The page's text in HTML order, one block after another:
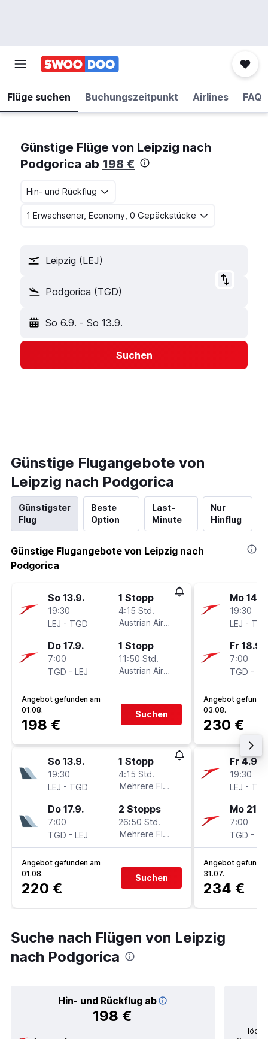
Flüge suchen Buchungszeitpunkt Airlines FAQ
Günstige Flüge von Leipzig nach
Podgorica ab 198 €
Hin- und Rückflug
1 Erwachsener, Economy, 0 Gepäckstücke
Leipzig (LEJ)
Podgorica (TGD)
So 6.9. - So 13.9.
Suchen
Günstige Flugangebote von
Leipzig nach Podgorica
Günstigster
Flug
Beste
Option
Last-
Minute
Nur
Hinflug
Günstige Flugangebote von Leipzig nach
Podgorica
So 13.9.
19:30
LEJ - TGD
1 Stopp
4:15 Std.
Austrian Airlines
Do 17.9.
7:00
TGD - LEJ
1 Stopp
11:50 Std.
Austrian Airlines
Angebot gefunden am
01.08.
198 €
Suchen
So 13.9.
19:30
LEJ - TGD
1 Stopp
4:15 Std.
Mehrere Fluglinien
Do 17.9.
7:00
TGD - LEJ
2 Stopps
26:50 Std.
Mehrere Fluglinien
Angebot gefunden am
01.08.
220 €
Suchen
Mo 14.9.
19:30
LEJ -
Fr 18.9.
7:00
TGD -
Angebot
03.08.
230 €
Fr 4.9.
19:30
LEJ -
Mo 21.9.
7:00
TGD -
Angebot
31.07.
234 €
Suche nach Flügen von Leipzig
nach Podgorica
Hin- und Rückflug ab
198 €